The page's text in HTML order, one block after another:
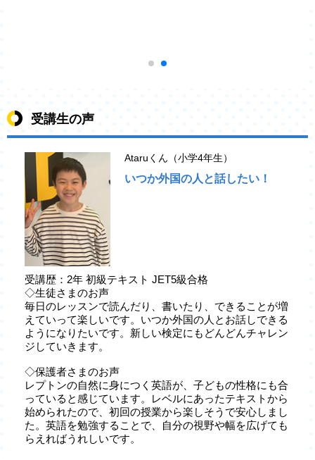
受講生の声
Ataruくん（小学4年生）
いつか外国の人と話したい！
受講歴：2年 初級テキスト JET5級合格
◇生徒さまのお声
毎日のレッスンで読んだり、書いたり、できることが増
えていって楽しいです。いつか外国の人とお話しできる
ようになりたいです。新しい検定にもどんどんチャレン
ジしていきます。
◇保護者さまのお声
レプトンの自然に身につく英語が、子どもの性格にも合
っていると感じています。レベルにあったテキストから
始められたので、初回の授業から楽しそうで安心しまし
た。英語を勉強することで、自分の視野や幅を広げても
らえればうれしいです。